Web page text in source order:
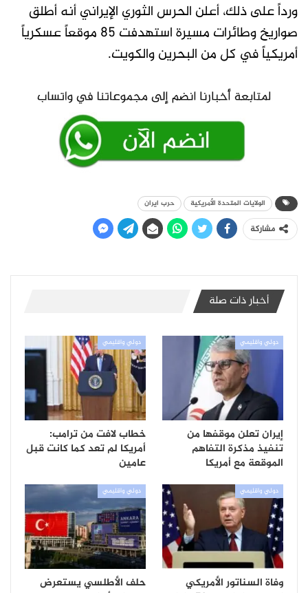
ورداً على ذلك، أعلن الحرس الثوري الإيراني أنه أطلق
صواريخ وطائرات مسيرة استهدفت 85 موقعاً عسكرياً
أمريكياً في كل من البحرين والكويت.
الولايات المتحدة الأمريكية حرب ايران
مشاركة
أخبار ذات صلة
دولي واقليمي
إيران تعلن موقفها من
تنفيذ مذكرة التفاهم
الموقعة مع أمريكا
دولي واقليمي
خطاب لافت من ترامب:
أمريكا لم تعد كما كانت قبل
عامين
دولي واقليمي
وفاة السناتور الأمريكي
دولي واقليمي
حلف الأطلسي يستعرض